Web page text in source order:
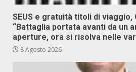
SEUS e gratuità titoli di viaggio,
“Battaglia portata avanti da un
aperture, ora si risolva nelle
8 Agosto 2026